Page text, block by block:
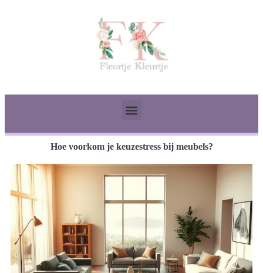
Hoe voorkom je keuzestress bij meubels?